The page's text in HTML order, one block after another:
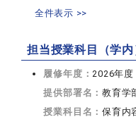
全件表示 >>
担当授業科目（学内
履修年度： 2026年度
提供部署名：教育学
授業科目名：保育内